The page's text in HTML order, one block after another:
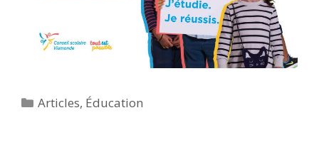
Catégories
Articles, Éducation